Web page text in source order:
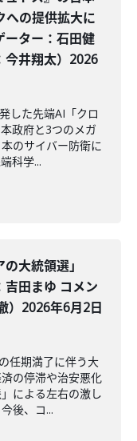
への提供拡大に
ーター：石田健
今井翔太）2026
した先端AI「クロ
政府と3つのメガ
のサイバー防衛に
科学...
大統領選」
吉田まゆ コメン
）2026年6月2日
任期満了に伴う大
の停滞や治安悪化
による左右の激し
後、コ...